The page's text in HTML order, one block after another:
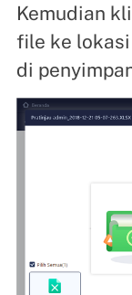
Kemudian
file ke lokasi
di